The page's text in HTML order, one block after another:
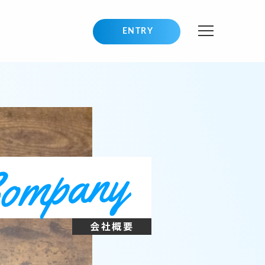
ENTRY
会社概要